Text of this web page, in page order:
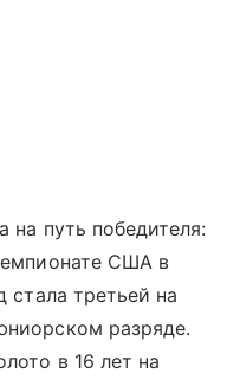
на путь победителя:
США в
стала третьей на
разряде.
в 16 лет на